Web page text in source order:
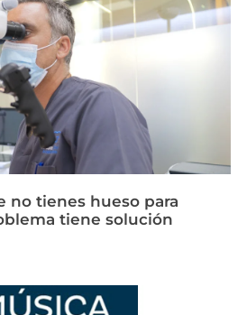
no tienes hueso para
tiene solución